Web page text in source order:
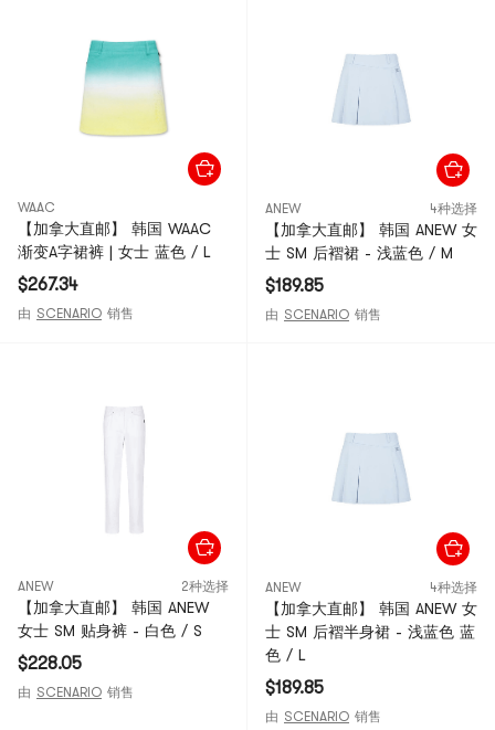
WAAC
【加拿大直邮】 韩国 WAAC
渐变A字裙裤 | 女士 蓝色 / L
$267.34
由 SCENARIO 销售
ANEW 4种选择
【加拿大直邮】 韩国 ANEW 女
士 SM 后褶裙 - 浅蓝色 / M
$189.85
由 SCENARIO 销售
ANEW 2种选择
【加拿大直邮】 韩国 ANEW
女士 SM 贴身裤 - 白色 / S
$228.05
由 SCENARIO 销售
ANEW 4种选择
【加拿大直邮】 韩国 ANEW 女
士 SM 后褶半身裙 - 浅蓝色 蓝
色 / L
$189.85
由 SCENARIO 销售